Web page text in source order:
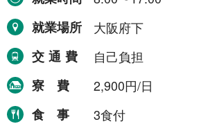
就業場所
大阪府下
交通費
自己負担
寮費
2,900円/日
食事
3食付